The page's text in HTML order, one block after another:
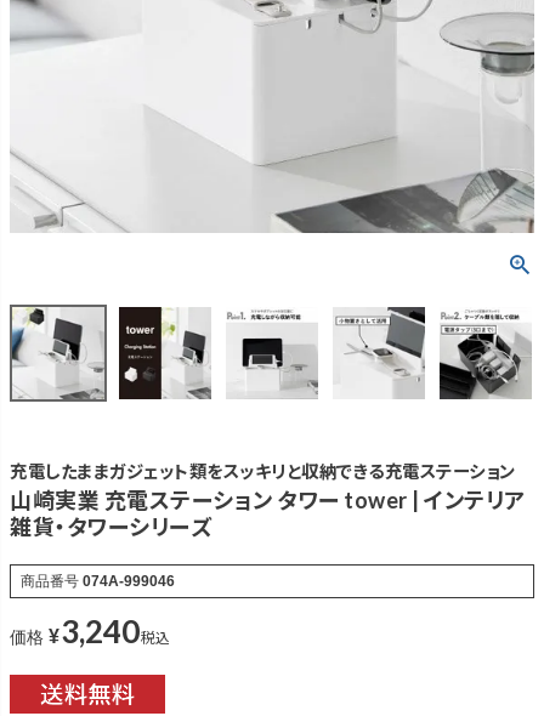
充電したままガジェット類をスッキリと収納できる充電ステーション
山崎実業 充電ステーション タワー tower | インテリア
雑貨・タワーシリーズ
商品番号 074A-999046
価格 ¥3,240税込